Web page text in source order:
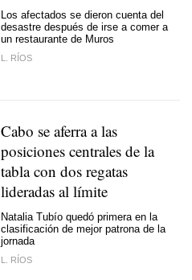
Los afectados se dieron cuenta del
desastre después de irse a comer a
un restaurante de Muros
L. RÍOS
Cabo se aferra a las
posiciones centrales de la
tabla con dos regatas
lideradas al límite
Natalia Tubío quedó primera en la
clasificación de mejor patrona de la
jornada
L. RÍOS